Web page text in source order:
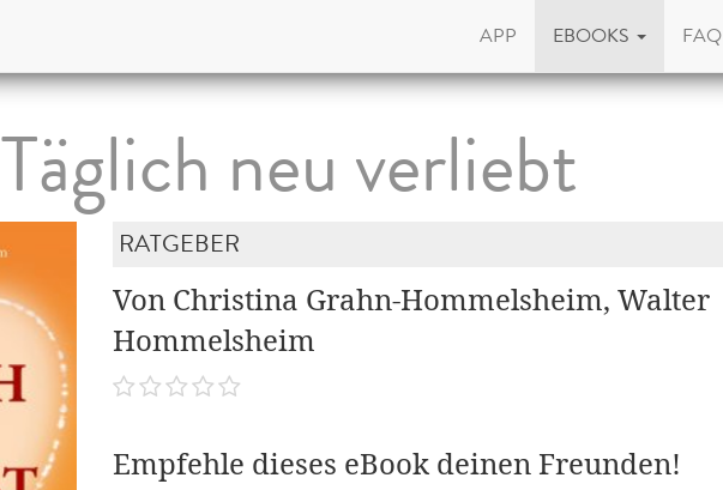
APP EBOOKS FAQ
Täglich neu verliebt
RATGEBER
Von Christina Grahn-Hommelsheim, Walter
Hommelsheim
Empfehle dieses eBook deinen Freunden!